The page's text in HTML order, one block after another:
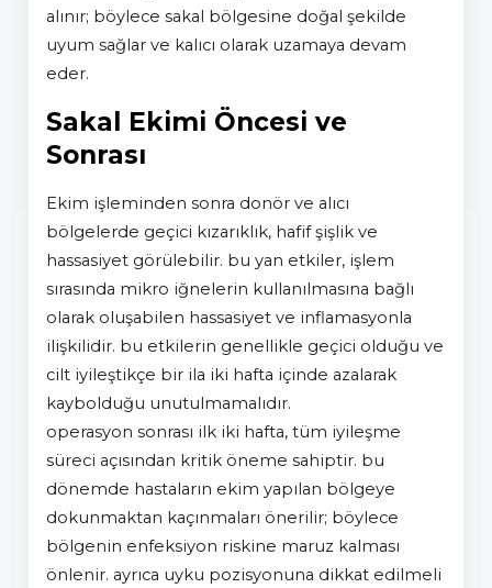
alınır; böylece sakal bölgesine doğal şekilde
uyum sağlar ve kalıcı olarak uzamaya devam
eder.
Sakal Ekimi Öncesi ve
Sonrası
ekim işleminden sonra donör ve alıcı
bölgelerde geçici kızarıklık, hafif şişlik ve
hassasiyet görülebilir. bu yan etkiler, işlem
sırasında mikro iğnelerin kullanılmasına bağlı
olarak oluşabilen hassasiyet ve inflamasyonla
ilişkilidir. bu etkilerin genellikle geçici olduğu ve
cilt iyileştikçe bir ila iki hafta içinde azalarak
kaybolduğu unutulmamalıdır.
operasyon sonrası ilk iki hafta, tüm iyileşme
süreci açısından kritik öneme sahiptir. bu
dönemde hastaların ekim yapılan bölgeye
dokunmaktan kaçınmaları önerilir; böylece
bölgenin enfeksiyon riskine maruz kalması
önlenir. ayrıca uyku pozisyonuna dikkat edilmeli